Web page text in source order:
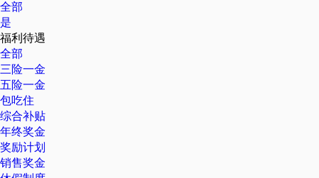
全部
是
福利待遇
全部
三险一金
五险一金
包吃住
综合补贴
年终奖金
奖励计划
销售奖金